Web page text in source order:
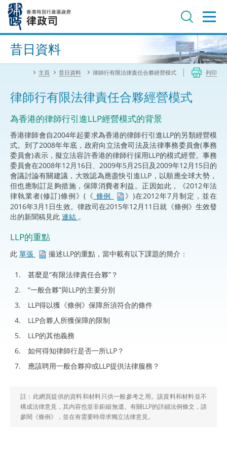
內
進階搜尋
昔日資料
主頁 昔日資料 律師行有限法律責任合夥經營模式 列印
律師行有限法律責任合夥經營模式
為香港的律師行引進LLP經營模式的背景
香港律師會自2004年起要求為香港的律師行引進LLP的另類經營模
式。到了2008年年底，政府向立法會司法及法律事務委員會(事務
委員會)表示，擬立法容許香港的律師行採用LLP的模式經營。事務
委員會在2008年12月16日、2009年5月25日及2009年12月15日的
會議討論有關建議，大致認為應盡快引進LLP，以順應全球大勢，
但也應制訂足夠措施，保障消費者利益。正因如此，《2012年法
律執業者(修訂)條例》(《 條例
》)在2012年7月制定，並在
2016年3月1日生效。律政司在2015年12月11日就《條例》生效發
出的新聞稿見此 連結 。
LLP的重點
此 單張 撮述LLP的重點，當中載有以下課題的簡介：
甚麼是“有限法律責任合夥”？
“一般合夥”與LLP的主要分別
LLP得以獲《條例》保障所須符合的條件
LLP合夥人所獲保障的限制
LLP的其他義務
如何得知律師行是否一所LLP？
應該聘用一般合夥抑或LLP提供法律服務？
註：此網頁提供的資料和材料只供一般參考之用。該資料和材料並不
構成法律意見，其內容也並非鉅細無遺。有關LLP的詳細法例條文，請
參閱《條例》，並在有需要時尋求獨立法律意見。